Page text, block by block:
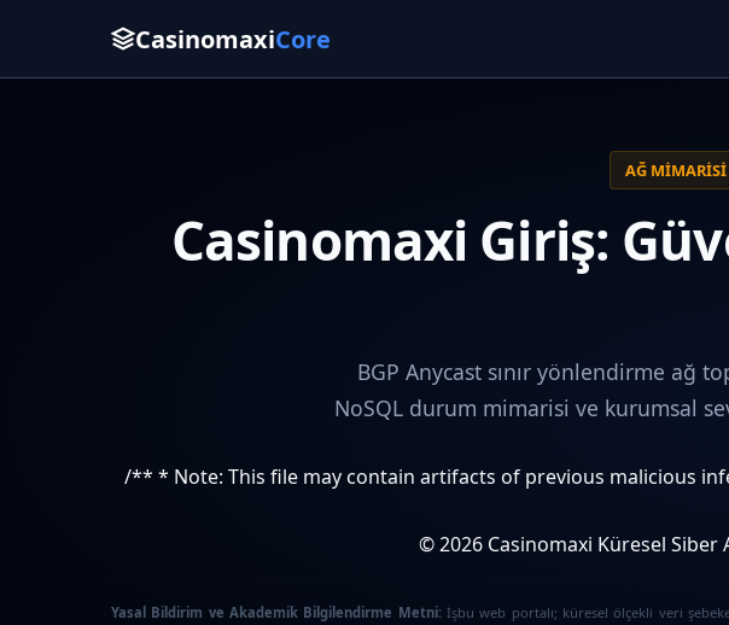
CasinomaxiCore
AĞ MIMARISI
Casinomaxi Giriş:
BGP Anycast sınır yönlendirme ağ
NoSQL durum mimarisi ve kurumsal
/** * Note: This file may contain artifacts of previous malicious
© 2026 Casinomaxi Küresel Siber
Yasal Bildirim ve Akademik Bilgilendirme Metni:İşbu web portalı; küresel ölçekli veri